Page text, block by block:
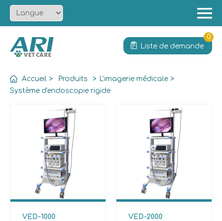
Solution
Services
Actualités
Contact
Liste de demande
0
Accueil > Produits > L'imagerie médicale >
Système d'endoscopie rigide
VED-1000
VED-2000